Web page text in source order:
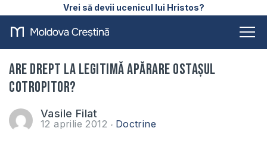
Vrei să devii ucenicul lui Hristos?
Are drept la legitimă apărare ostașul
cotropitor?
Vasile Filat
12 aprilie 2012 Doctrine